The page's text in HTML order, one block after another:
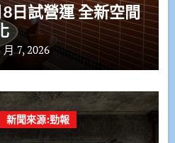
日試營運 全新空間
月 7, 2026
新聞來源:勁報